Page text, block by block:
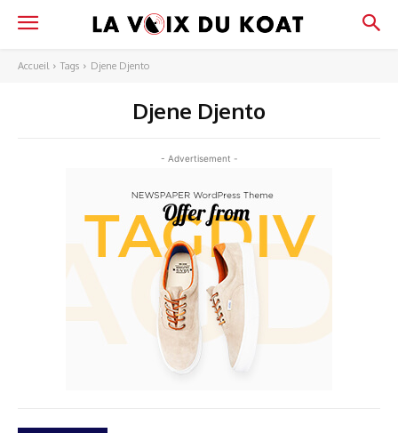
Accueil Tags Djene Djento
Djene Djento
- Advertisement -